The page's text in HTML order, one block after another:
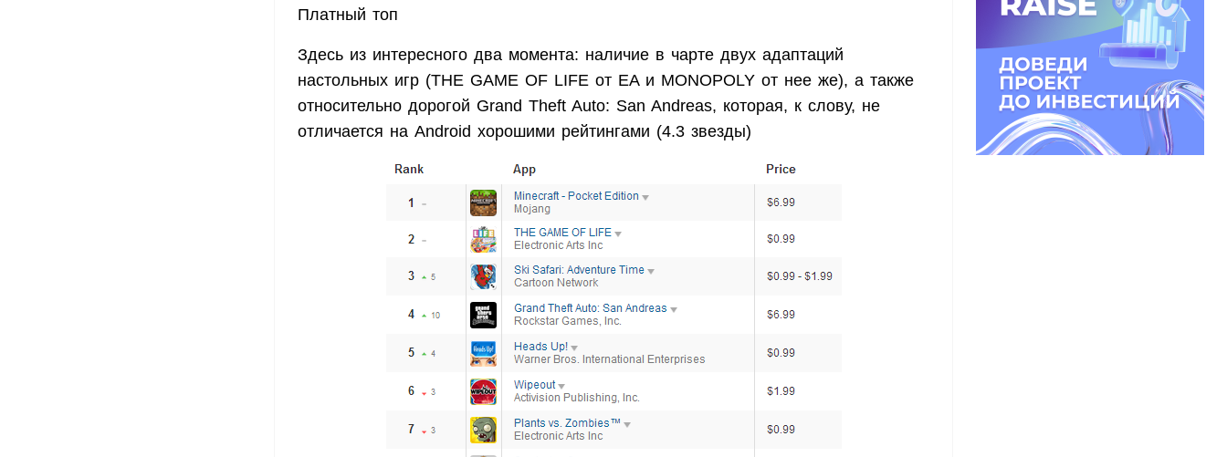
Платный топ
Здесь из интересного два момента: наличие в чарте двух адаптаций
настольных игр (THE GAME OF LIFE от EA и MONOPOLY от нее же), а также
относительно дорогой Grand Theft Auto: San Andreas, которая, к слову, не
отличается на Android хорошими рейтингами (4.3 звезды)